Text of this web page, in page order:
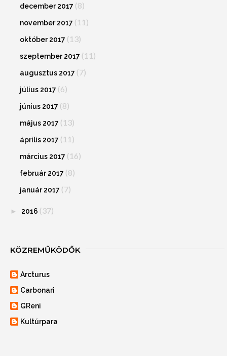
december 2017 (8)
november 2017 (11)
október 2017 (13)
szeptember 2017 (11)
augusztus 2017 (7)
július 2017 (6)
június 2017 (8)
május 2017 (13)
április 2017 (11)
március 2017 (16)
február 2017 (8)
január 2017 (7)
► 2016 (37)
KÖZREMŰKÖDŐK
Arcturus
Carbonari
GReni
Kultúrpara